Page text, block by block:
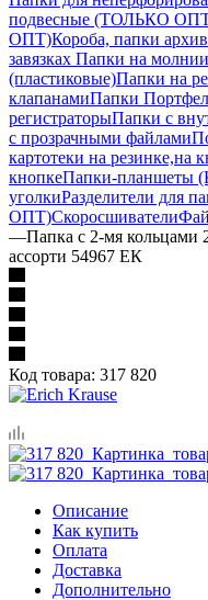
подвесные (ТОЛЬКО
ОПТ)Короба, папки
завязках Папки на
(пластиковые)Папки на
клапанамиПапки
регистраторыПапки с
с прозрачными файлами
картотеки на резинке,на
кнопкеПапки-планшеты
уголкиРазделители для
ОПТ)Скоросшиватели
—Папка с 2-мя кольцами
ассорти 54967 ЕК
Код товара: 317 820
Описание
Как купить
Оплата
Доставка
Дополнительно